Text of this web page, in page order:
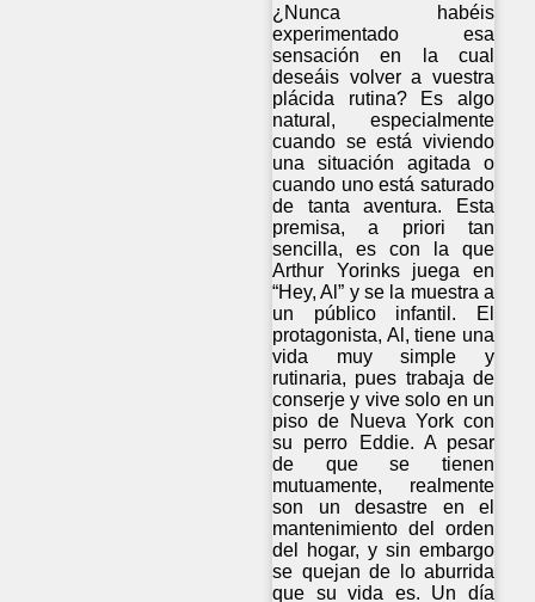
¿Nunca habéis
experimentado esa
sensación en la cual
deseáis volver a vuestra
plácida rutina? Es algo
natural, especialmente
cuando se está viviendo
una situación agitada o
cuando uno está saturado
de tanta aventura. Esta
premisa, a priori tan
sencilla, es con la que
Arthur Yorinks juega en
“Hey, Al” y se la muestra a
un público infantil. El
protagonista, Al, tiene una
vida muy simple y
rutinaria, pues trabaja de
conserje y vive solo en un
piso de Nueva York con
su perro Eddie. A pesar
de que se tienen
mutuamente, realmente
son un desastre en el
mantenimiento del orden
del hogar, y sin embargo
se quejan de lo aburrida
que su vida es. Un día